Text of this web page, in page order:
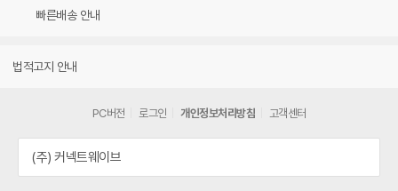
빠른배송 안내
법적고지 안내
PC버전 로그인 개인정보처리방침 고객센터
(주) 커넥트웨이브